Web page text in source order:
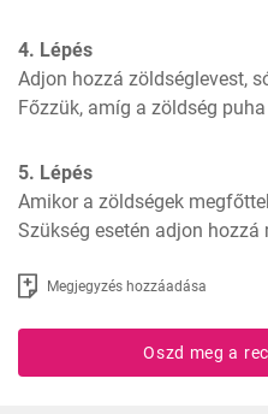
4. Lépés
Adjon hozzá zöldséglevest,
Főzzük, amíg a zöldség
5. Lépés
Amikor a zöldségek
Szükség esetén adjon
Megjegyzés hozzáadása
Oszd meg a